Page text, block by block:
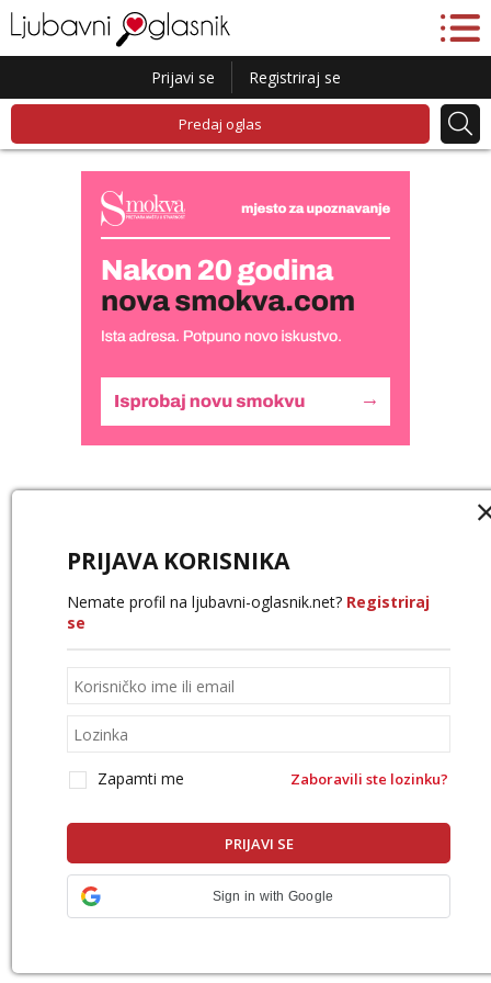
Prijavi se Registriraj se
Predaj oglas
PRIJAVA KORISNIKA
Nemate profil na ljubavni-oglasnik.net? Registriraj
se
Zapamti me Zaboravili ste lozinku?
Sign in with Google